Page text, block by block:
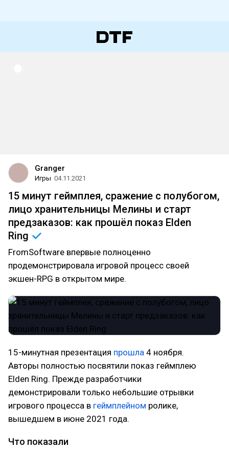
Granger
Игры 04.11.2021
15 минут геймплея, сражение с полубогом,
лицо хранительницы Мелины и старт
предзаказов: как прошёл показ Elden
Ring
FromSoftware впервые полноценно
продемонстрировала игровой процесс своей
экшен-RPG в открытом мире.
15-минутная презентация прошла 4 ноября.
Авторы полностью посвятили показ геймплею
Elden Ring. Прежде разработчики
демонстрировали только небольшие отрывки
игрового процесса в геймплейном ролике,
вышедшем в июне 2021 года.
Что показали